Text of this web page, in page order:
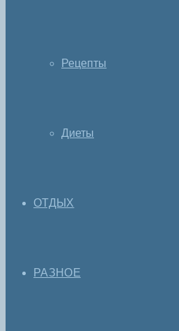
Рецепты
Диеты
ОТДЫХ
РАЗНОЕ